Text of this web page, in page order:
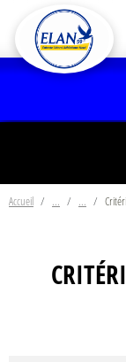
Accueil
Panneau de gestion des